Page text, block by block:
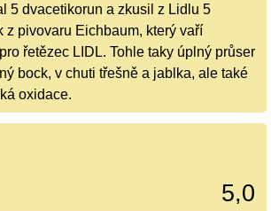
5 dvacetikorun a zkusil z Lidlu 5
z pivovaru Eichbaum, který vaří
řetězec LIDL. Tohle taky úplný průser
bock, v chuti třešně a jablka, ale také
oxidace.
5,0